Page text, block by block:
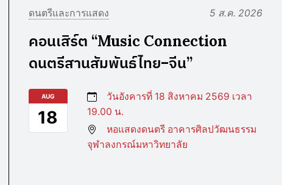
ดนตรีและการแสดง 5 ส.ค. 2026
คอนเสิร์ต “Music Connection
ดนตรีสานสัมพันธ์ไทย–จีน”
AUG
18
วันอังคารที่ 18 สิงหาคม 2569 เวลา
19.00 น.
หอแสดงดนตรี อาคารศิลปวัฒนธรรม
จุฬาลงกรณ์มหาวิทยาลัย